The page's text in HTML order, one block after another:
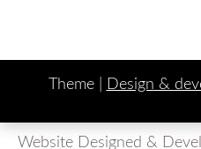
Theme | Design &
Website Designed &